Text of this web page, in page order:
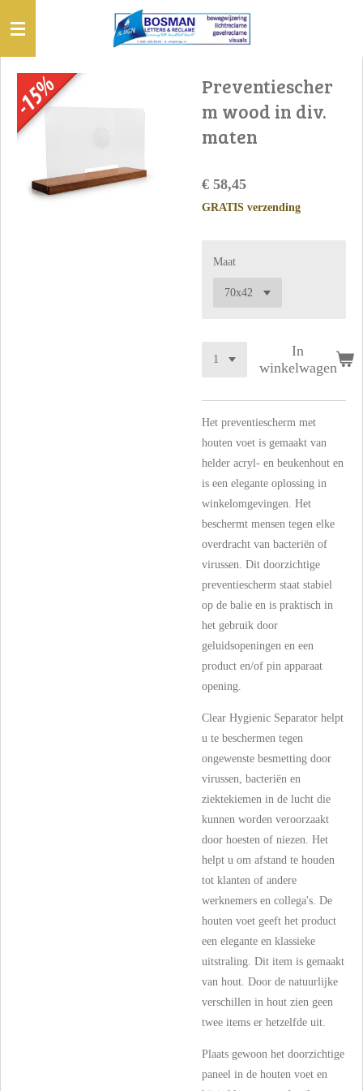
direct
naar
hoofdinhoud
Preventiescher
m wood in div.
maten
€ 58,45
GRATIS verzending
Maat
In
winkelwagen
Het preventiescherm met
houten voet is gemaakt van
helder acryl- en beukenhout en
is een elegante oplossing in
winkelomgevingen. Het
beschermt mensen tegen elke
overdracht van bacteriën of
virussen. Dit doorzichtige
preventiescherm staat stabiel
op de balie en is praktisch in
het gebruik door
geluidsopeningen en een
product en/of pin apparaat
opening.
Clear Hygienic Separator helpt
u te beschermen tegen
ongewenste besmetting door
virussen, bacteriën en
ziektekiemen in de lucht die
kunnen worden veroorzaakt
door hoesten of niezen. Het
helpt u om afstand te houden
tot klanten of andere
werknemers en collega's. De
houten voet geeft het product
een elegante en klassieke
uitstraling. Dit item is gemaakt
van hout. Door de natuurlijke
verschillen in hout zien geen
twee items er hetzelfde uit.
Plaats gewoon het doorzichtige
paneel in de houten voet en